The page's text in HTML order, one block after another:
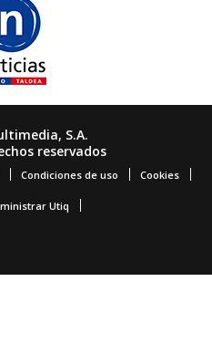
S.A.
reservados
Condiciones de uso Cookies
Utiq